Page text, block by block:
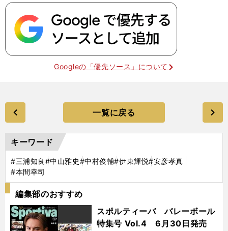
Googleの「優先ソース」について
一覧に戻る
キーワード
#三浦知良#中山雅史#中村俊輔#伊東輝悦#安彦孝真
#本間幸司
編集部のおすすめ
スポルティーバ バレーボール
特集号 Vol.4 6月30日発売